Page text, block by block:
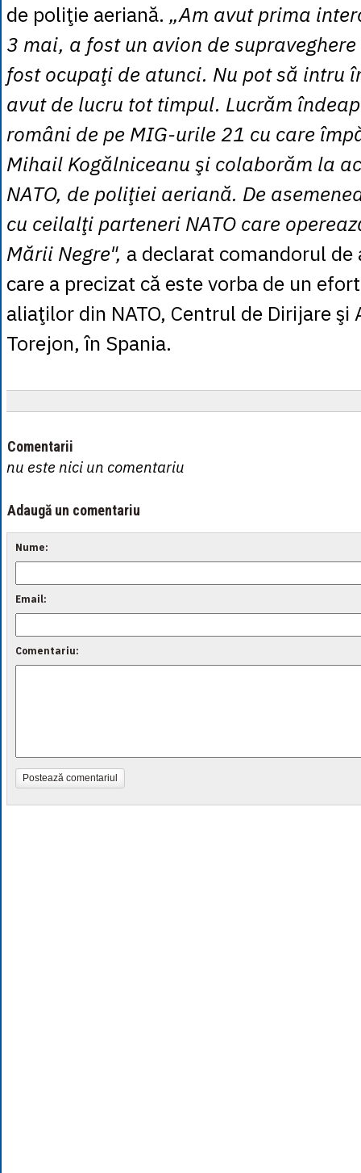
de poliţie aeriană. „Am avut prima
3 mai, a fost un avion de
fost ocupaţi de atunci. Nu pot să intru
avut de lucru tot timpul. Lucrăm
români de pe MIG-urile 21 cu care
Mihail Kogălniceanu şi colaborăm la
NATO, de poliţiei aeriană. De
cu ceilalţi parteneri NATO care
Mării Negre", a declarat comandorul de
care a precizat că este vorba de un
aliaţilor din NATO, Centrul de Dirijare şi
Torejon, în Spania.
Comentarii
nu este nici un comentariu
Adaugă un comentariu
Nume:
Email:
Comentariu:
Postează comentariul